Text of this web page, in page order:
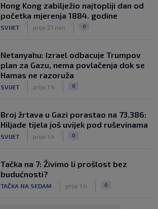
Hong Kong zabilježio najtopliji dan od
početka mjerenja 1884. godine
SVIJET prije 21 min 0
Netanyahu: Izrael odbacuje Trumpov
plan za Gazu, nema povlačenja dok se
Hamas ne razoruža
SVIJET prije 1 h 0
Broj žrtava u Gazi porastao na 73.386:
Hiljade tijela još uvijek pod ruševinama
SVIJET prije 1 h 0
Tačka na 7: Živimo li prošlost bez
budućnosti?
TAČKA NA SEDAM prije 1 h 0